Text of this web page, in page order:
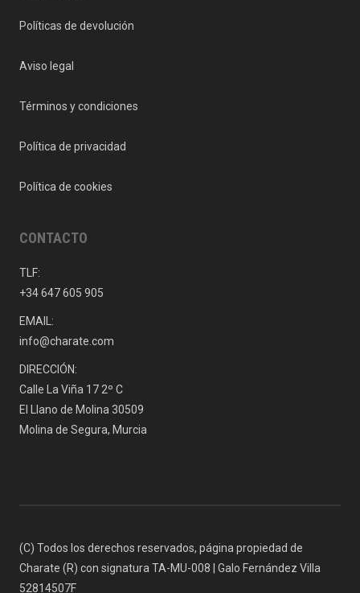
Políticas de devolución
Aviso legal
Términos y condiciones
Política de privacidad
Política de cookies
CONTACTO
TLF:
+34 647 605 905
EMAIL:
info@charate.com
DIRECCIÓN:
Calle La Viña 17 2º C
El Llano de Molina 30509
Molina de Segura, Murcia
(C) Todos los derechos reservados, página propiedad de
Charate (R) con signatura TA-MU-008 | Galo Fernández Villa
52814507F